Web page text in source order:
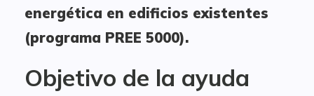
energética en edificios existentes
(programa PREE 5000).
Objetivo de la ayuda